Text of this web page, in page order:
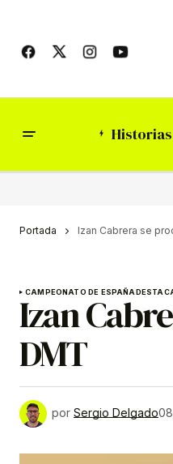
Historias
Portada Izan Cabrera se
CAMPEONATO DE ESPAÑA
Izan
DMT
por Sergio Delgado